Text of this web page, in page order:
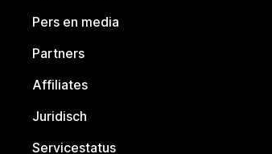
Pers en media
Partners
Affiliates
Juridisch
Servicestatus